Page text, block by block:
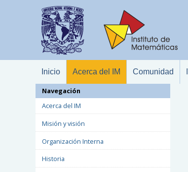
Inicio Acerca del IM Comunidad
Navegación
Acerca del IM
Misión y visión
Organización Interna
Historia